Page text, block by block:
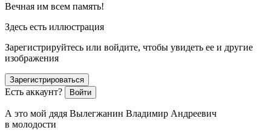
Вечная им всем память!
Здесь есть иллюстрация
Зарегистрируйтесь или войдите, чтобы увидеть ее и другие
изображения
Зарегистрироваться
Есть аккаунт? Войти
А это мой дядя Вылегжанин Владимир Андреевич
в молодости